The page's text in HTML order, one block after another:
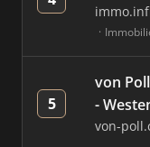
5
von
-
von-